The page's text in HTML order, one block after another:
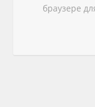
браузере